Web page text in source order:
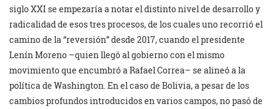
siglo XXI se empezaría a notar el distinto nivel de desarrollo y
radicalidad de esos tres procesos, de los cuales uno recorrió el
camino de la “reversión” desde 2017, cuando el presidente
Lenín Moreno –quien llegó al gobierno con el mismo
movimiento que encumbró a Rafael Correa– se alineó a la
política de Washington. En el caso de Bolivia, a pesar de los
cambios profundos introducidos en varios campos, no pasó de